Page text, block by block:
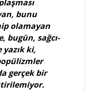
bunu
olamayan
bugün, sağcı-
ki,
gerçek bir